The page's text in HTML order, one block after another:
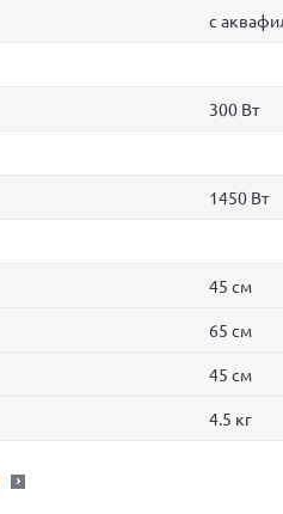
с
300 Вт
1450 Вт
45 см
65 см
45 см
4.5 кг